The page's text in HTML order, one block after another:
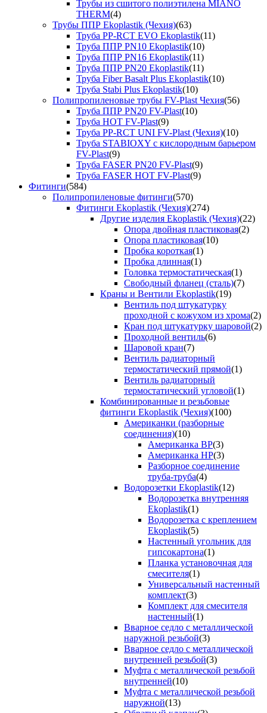
Трубы из сшитого полиэтилена MIANO
THERM(4)
Трубы ППР Ekoplastik (Чехия)(63)
Труба PP-RCT EVO Ekoplastik(11)
Труба ППР PN10 Ekoplastik(10)
Труба ППР PN16 Ekoplastik(11)
Труба ППР PN20 Ekoplastik(11)
Труба Fiber Basalt Plus Ekoplastik(10)
Труба Stabi Plus Ekoplastik(10)
Полипропиленовые трубы FV-Plast Чехия(56)
Труба ППР PN20 FV-Plast(10)
Труба HOT FV-Plast(9)
Труба PP-RCT UNI FV-Plast (Чехия)(10)
Труба STABIOXY с кислородным барьером
FV-Plast(9)
Труба FASER PN20 FV-Plast(9)
Труба FASER HOT FV-Plast(9)
Фитинги(584)
Полипропиленовые фитинги(570)
Фитинги Ekoplastik (Чехия)(274)
Другие изделия Ekoplastik (Чехия)(22)
Опора двойная пластиковая(2)
Опора пластиковая(10)
Пробка короткая(1)
Пробка длинная(1)
Головка термостатическая(1)
Свободный фланец (сталь)(7)
Краны и Вентили Ekoplastik(19)
Вентиль под штукатурку
проходной с кожухом из хрома(2)
Кран под штукатурку шаровой(2)
Проходной вентиль(6)
Шаровой кран(7)
Вентиль радиаторный
термостатический прямой(1)
Вентиль радиаторный
термостатический угловой(1)
Комбинированные и резьбовые
фитинги Ekoplastik (Чехия)(100)
Американки (разборные
соединения)(10)
Американка ВР(3)
Американка НР(3)
Разборное соединение
труба-труба(4)
Водорозетки Ekoplastik(12)
Водорозетка внутренняя
Ekoplastik(1)
Водорозетка с креплением
Ekoplastik(5)
Настенный угольник для
гипсокартона(1)
Планка установочная для
смесителя(1)
Универсальный настенный
комплект(3)
Комплект для смесителя
настенный(1)
Вварное седло с металлической
наружной резьбой(3)
Вварное седло с металлической
внутренней резьбой(3)
Муфта с металлической резьбой
внутренней(10)
Муфта с металлической резьбой
наружной(13)